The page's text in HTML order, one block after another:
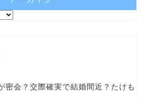
密会？交際確実で結婚間近？たけも